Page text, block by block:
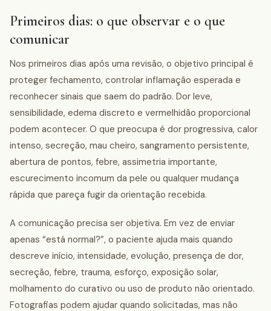
Primeiros dias: o que observar e o que
comunicar
Nos primeiros dias após uma revisão, o objetivo principal é
proteger fechamento, controlar inflamação esperada e
reconhecer sinais que saem do padrão. Dor leve,
sensibilidade, edema discreto e vermelhidão proporcional
podem acontecer. O que preocupa é dor progressiva, calor
intenso, secreção, mau cheiro, sangramento persistente,
abertura de pontos, febre, assimetria importante,
escurecimento incomum da pele ou qualquer mudança
rápida que pareça fugir da orientação recebida.
A comunicação precisa ser objetiva. Em vez de enviar
apenas “está normal?”, o paciente ajuda mais quando
descreve início, intensidade, evolução, presença de dor,
secreção, febre, trauma, esforço, exposição solar,
molhamento do curativo ou uso de produto não orientado.
Fotografias podem ajudar quando solicitadas, mas não